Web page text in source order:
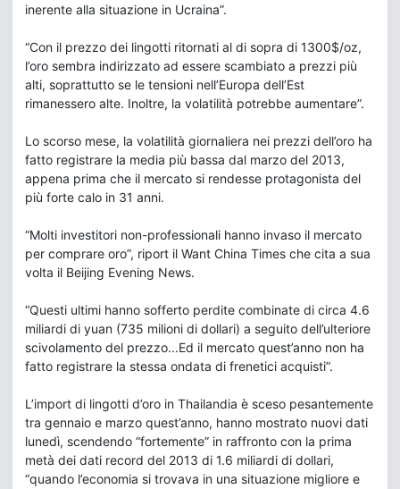
inerente alla situazione in Ucraina”.
“Con il prezzo dei lingotti ritornati al di sopra di 1300$/oz,
l’oro sembra indirizzato ad essere scambiato a prezzi più
alti, soprattutto se le tensioni nell’Europa dell’Est
rimanessero alte. Inoltre, la volatilità potrebbe aumentare”.
Lo scorso mese, la volatilità giornaliera nei prezzi dell’oro ha
fatto registrare la media più bassa dal marzo del 2013,
appena prima che il mercato si rendesse protagonista del
più forte calo in 31 anni.
“Molti investitori non-professionali hanno invaso il mercato
per comprare oro”, riport il Want China Times che cita a sua
volta il Beijing Evening News.
“Questi ultimi hanno sofferto perdite combinate di circa 4.6
miliardi di yuan (735 milioni di dollari) a seguito dell’ulteriore
scivolamento del prezzo...Ed il mercato quest’anno non ha
fatto registrare la stessa ondata di frenetici acquisti”.
L’import di lingotti d’oro in Thailandia è sceso pesantemente
tra gennaio e marzo quest’anno, hanno mostrato nuovi dati
lunedì, scendendo “fortemente” in raffronto con la prima
metà dei dati record del 2013 di 1.6 miliardi di dollari,
“quando l’economia si trovava in una situazione migliore e